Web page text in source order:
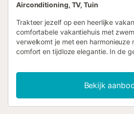
Airconditioning, TV, Tuin
Trakteer jezelf op een heerlijke
comfortabele vakantiehuis met
verwelkomt je met een harmonieuze
comfort en tijdloze elegantie. In de
urenlang samen te kletsen en koffie
de nieuwste serie of luister naar een
voordat je samen regionale recepten
keuken. Duik in het gedeelde
Bekijk